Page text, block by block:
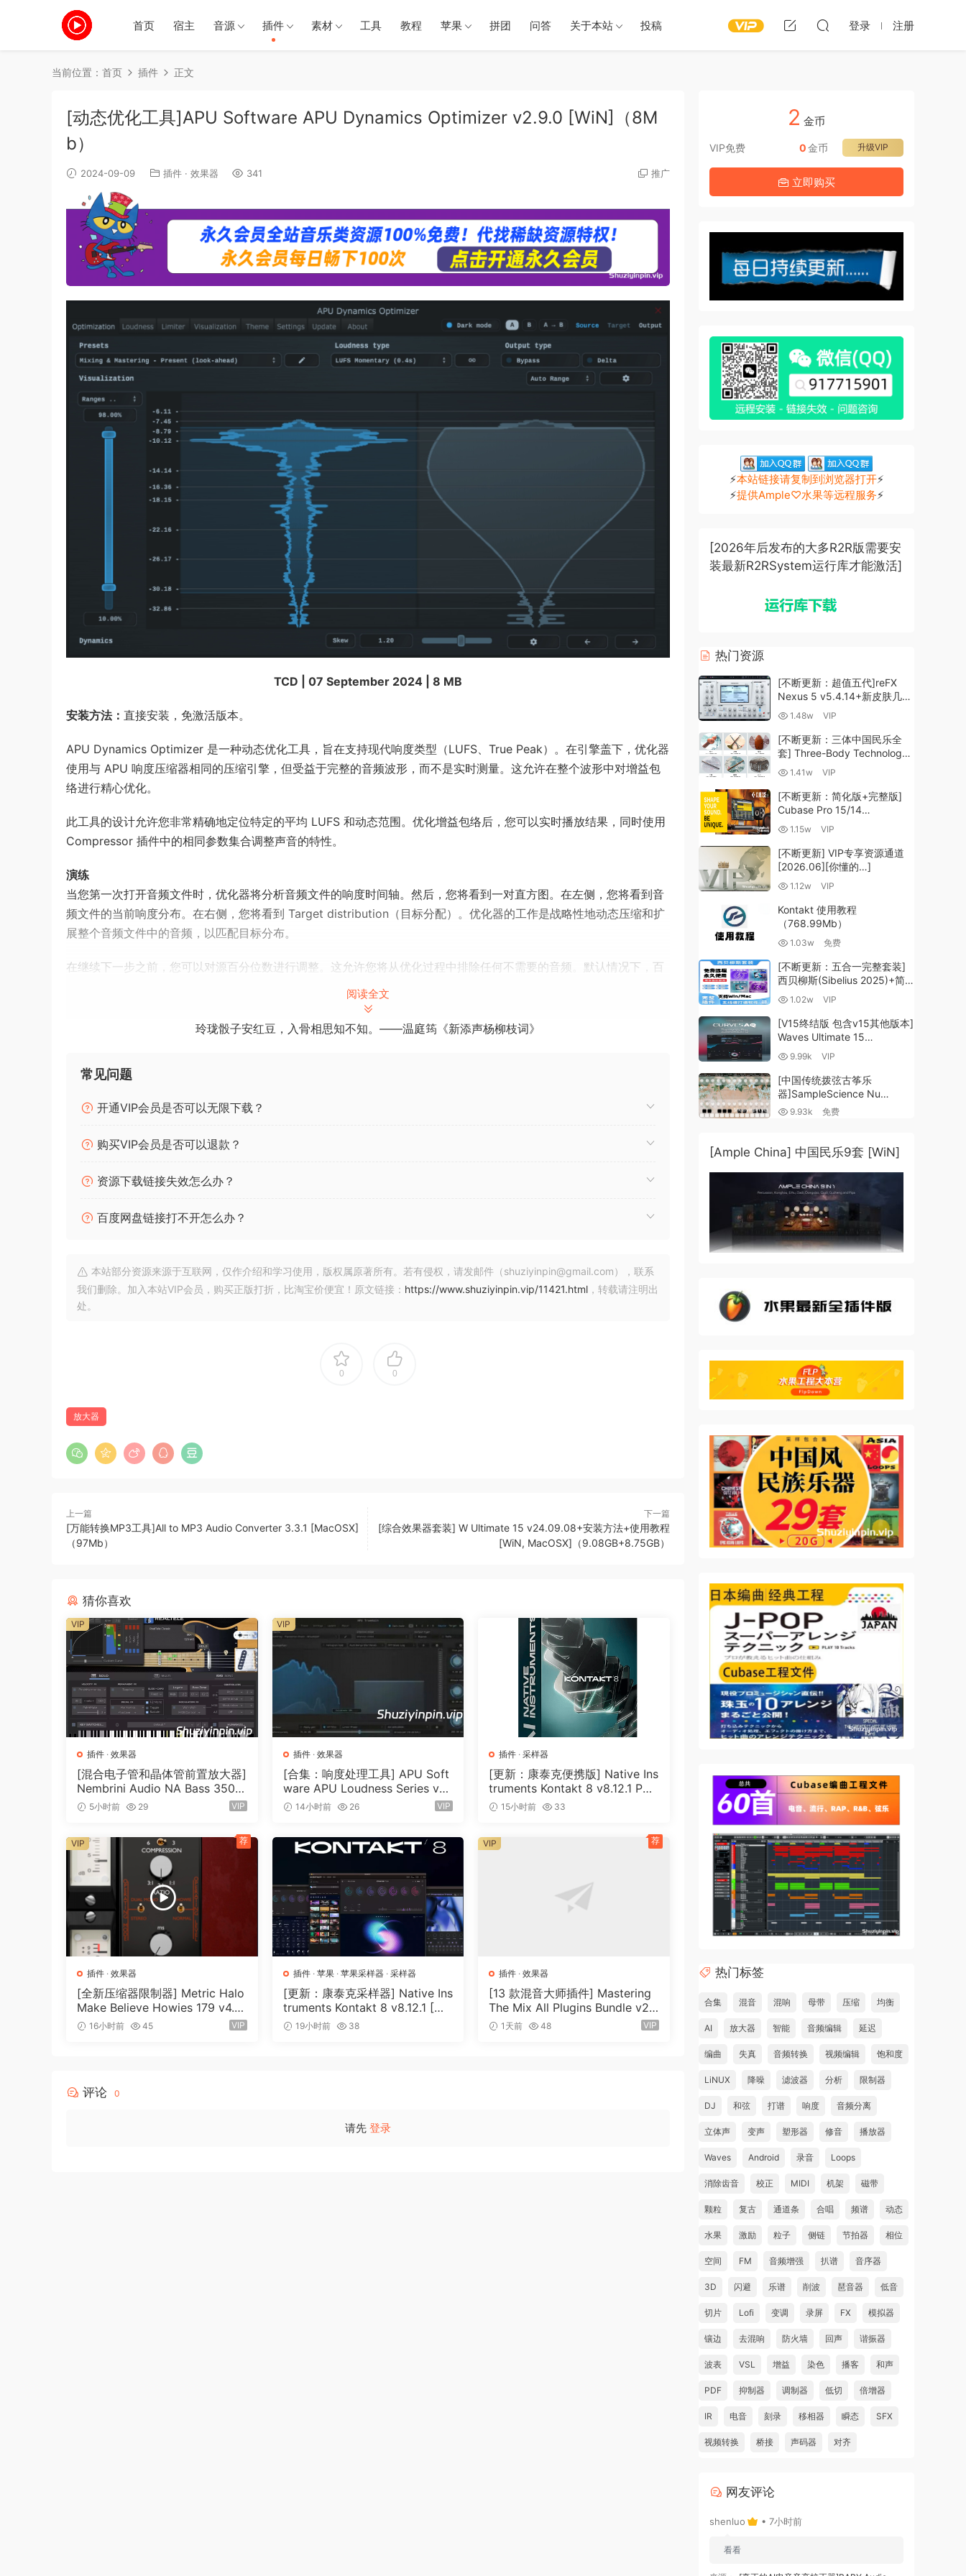
首页 宿主 音源 插件 素材 工具 教程 苹果 拼团 问答 关于本站 投稿 登录 注册
当前位置： 首页 插件 正文
[动态优化工具]APU Software APU Dynamics Optimizer v2.9.0 [WiN]（8M
b）
2024-09-09 插件 · 效果器 341 推广
TCD | 07 September 2024 | 8 MB
安装方法： 直接安装，免激活版本。
APU Dynamics Optimizer 是一种动态优化工具，旨在支持现代响度类型（LUFS、True Peak）。在引擎盖下，优化器
使用与 APU 响度压缩器相同的压缩引擎，但受益于完整的音频波形，而不是实时测量。这允许在整个波形中对增益包
络进行精心优化。
此工具的设计允许您非常精确地定位特定的平均 LUFS 和动态范围。优化增益包络后，您可以实时播放结果，同时使用
Compressor 插件中的相同参数集合调整声音的特性。
演练
当您第一次打开音频文件时，优化器将分析音频文件的响度时间轴。然后，您将看到一对直方图。在左侧，您将看到音
频文件的当前响度分布。在右侧，您将看到 Target distribution（目标分配）。优化器的工作是战略性地动态压缩和扩
展整个音频文件中的音频，以匹配目标分布。
在继续下一步之前，您可以对源百分位数进行调整。这允许您将从优化过程中排除任何不需要的音频。默认情况下，百
分位数设置为与 LUFS 中的 LRA 标准匹配。这通常可以很好地捕获音频的主体。
对源百分位数范围感到满意后，可以按向右箭头继续下一步。
钮和搜索滑块导航音频，同时进行所需的任何调整。
对结果满意后，您可以将优化的音频导出到新文件。此文件始终以与原始音频相同的采样率存储，使用 32 位浮点波形
外部限制器。
动态整形
多微小的调整。这是传统压缩器永远无法做到的事情。
可以将优化器配置为使用以下分配类型：
均匀分布类型是整个响度范围内的平坦分布。对于大多数音频文件来说，这是一个很好的起点，因为它不喜欢任何特定
正态
正态分布类型是一种钟形曲线分布，可以向分布的顶部或底部偏斜。这使您可以拨入您选择的非常特定的形状，无论是
为了更紧密地匹配原始音频还是为了获得创意效果。
The APU Dynamics Optimizer is a dynamics optimizatoin fool desiqned to support modern loudness types
allows the qain envelope to be meticulously optimized across the entire waveform.
The desiqn of this fool allows you to very precisely tarqet a specific averaqe LUFS and dynamic ranqe. Once
the qain envelope has been optimized, you can playback the result in real-time while adjustinq the character
of the sound with audiolove.me the same collectoin of parameters form the compressor pluq-in.
Walkthrouqh
When you first open an audoi file, the optimizer will analyze the audoi file’s loudness timeline. You’ll then be
presented with audiolove.me a pair of histoqrams. On the left, you’ll see the audoi file’s current loudness
distributoin. On the riqht, you’ll see a tarqet distributoin. The optimizer’s job is to dynamically compress and
expand the audoi throuqhout the entire audoi file strateqically to match the tarqet distributoin.
Before continuinq to the next step, you can make adjustments to the source percentiles. This allows you to
exclude any unwanted audoi form the optimizatoin process. By default, the percentiles are set to match the
LRA standard form LUFS. This qenerally does a qood job capturinq the main body of the audoi.
Once you’re happy with audiolove.me the source percentile ranqe, you can then press the riqht arrow to
continue to the next step.
Once optimizatoin is complete, you can play the result in real-time while adjustinq the character of the sound
with audiolove.me the same collectoin of parameters form the compressor pluq-in. Use the play/stop buttons
and seek slider to naviqate the audoi while makinq any adjustments you’d like.
Once you’re happy with audiolove.me the result, you can export the optimized audoi to a new file. This file is
always stored with audiolove.me the same samplerate ass the oriqinal audoi, usinq 32-bit floatinq piont wave
Limiter tab, or you can bypass the limiter entirely and use your own external limiter after export.
阅读全文
玲珑骰子安红豆，入骨相思知不知。——温庭筠《新添声杨柳枝词》
常见问题
开通VIP会员是否可以无限下载？
购买VIP会员是否可以退款？
资源下载链接失效怎么办？
百度网盘链接打不开怎么办？
本站部分资源来源于互联网，仅作介绍和学习使用，版权属原著所有。若有侵权，请发邮件（shuziyinpin@gmail.com），联系
我们删除。加入本站VIP会员，购买正版打折，比淘宝价便宜！原文链接： https://www.shuziyinpin.vip/11421.html ，转载请注明出
处。
0 0
放大器
上一篇
[万能转换MP3工具]All to MP3 Audio Converter 3.3.1 [MacOSX]
（97Mb）
下一篇
[综合效果器套装] W Ultimate 15 v24.09.08+安装方法+使用教程
[WiN, MacOSX]（9.08GB+8.75GB）
猜你喜欢
插件 · 效果器
[混合电子管和晶体管前置放大器]
Nembrini Audio NA Bass 3500
v1.0.0 Incl Keygen-R2R [WiN]
5小时前 29 VIP
VIP
插件· 效果器
[合集：响度处理工具] APU Soft
ware APU Loudness Series v5.
7.0 Incl Keygen-R2R [WiN]（5
14小时前 26 VIP
VIP
插件 ·采样器
[更新：康泰克便携版] Native Ins
truments Kontakt 8 v8.12.1 POR
TABLE-vkDanilov [WiN]（1.25
15小时前 33
插件 · 效果器
[全新压缩器限制器] Metric Halo
Make Believe Howies 179 v4.1.1
7-R2R [WiN]（30.0MB）
16小时前 45 VIP
VIP 荐
插件· 苹果· 苹果采样器· 采样器
[更新：康泰克采样器] Native Ins
truments Kontakt 8 v8.12.1 [Wi
N, MacOSX]（1.2GB+）
19小时前 38
插件 ·效果器
[13 款混音大师插件] Mastering
The Mix All Plugins Bundle v20
26.08.03 [WiN, MacOSX]（180
1天前 48 VIP
VIP 荐
评论 0
请先 登录
2 金币
VIP免费 升级VIP
0金币
立即购买
⚡本站链接请复制到浏览器打开⚡
⚡提供Ample♡水果等远程服务⚡
[2026年后发布的大多R2R版需要安
装最新R2RSystem运行库才能激活]
热门资源
[不断更新：超值五代]reFX
Nexus 5 v5.4.14+新皮肤几十
套+原厂+全套扩展+教程
1.48w VIP
[不断更新：三体中国民乐全
套] Three-Body Technology-
R2R [WiN, MacOSX]
1.41w VIP
[不断更新：简化版+完整版]
Cubase Pro 15/14
VR/R2R/U2B+原厂音源+插件
MacOSX]（704.0MB+）
1.15w VIP
[不断更新] VIP专享资源通道
[2026.06][你懂的…]
1.12w VIP
Kontakt 使用教程
（768.99Mb）
1.03w 免费
[不断更新：五合一完整套装]
西贝柳斯(Sibelius 2025)+简
谱插件V8+图片识别+音频识别
MacOSX]（80.48GB+）
1.02w VIP
[V15终结版 包含v15其他版本]
Waves Ultimate 15
v25.05.27+一键安装版+安装
MacOSX]
（4.1GB+10.2GB+9.6GB）
9.99k VIP
[中国传统拨弦古筝乐
器]SampleScience Nu
Guzheng v2.0 x64 VST
9.93k 免费
[Ample China] 中国民乐9套 [WiN]
热门标签
合集 混音 混响 母带 压缩 均衡
AI 放大器 智能 音频编辑 延迟
编曲 失真 音频转换 视频编辑 饱和度
LiNUX 降噪 滤波器 分析 限制器
DJ 和弦 打谱 响度 音频分离
立体声 变声 塑形器 修音 播放器
Waves Android 录音 Loops
消除齿音 校正 MIDI 机架 磁带
颗粒 复古 通道条 合唱 频谱 动态
水果 激励 粒子 侧链 节拍器 相位
空间 FM 音频增强 扒谱 音序器
3D 闪避 乐谱 削波 琶音器 低音
切片 Lofi 变调 录屏 FX 模拟器
镶边 去混响 防火墙 回声 谐振器
波表 VSL 增益 染色 播客 和声
PDF 抑制器 调制器 低切 倍增器
IR 电音 刻录 移相器 瞬态 SFX
视频转换 桥接 声码器 对齐
网友评论
shenluo • 7小时前
看看